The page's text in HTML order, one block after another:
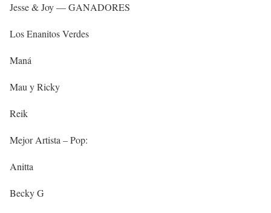
Jesse & Joy — GANADORES
Los Enanitos Verdes
Maná
Mau y Ricky
Reik
Mejor Artista – Pop:
Anitta
Becky G